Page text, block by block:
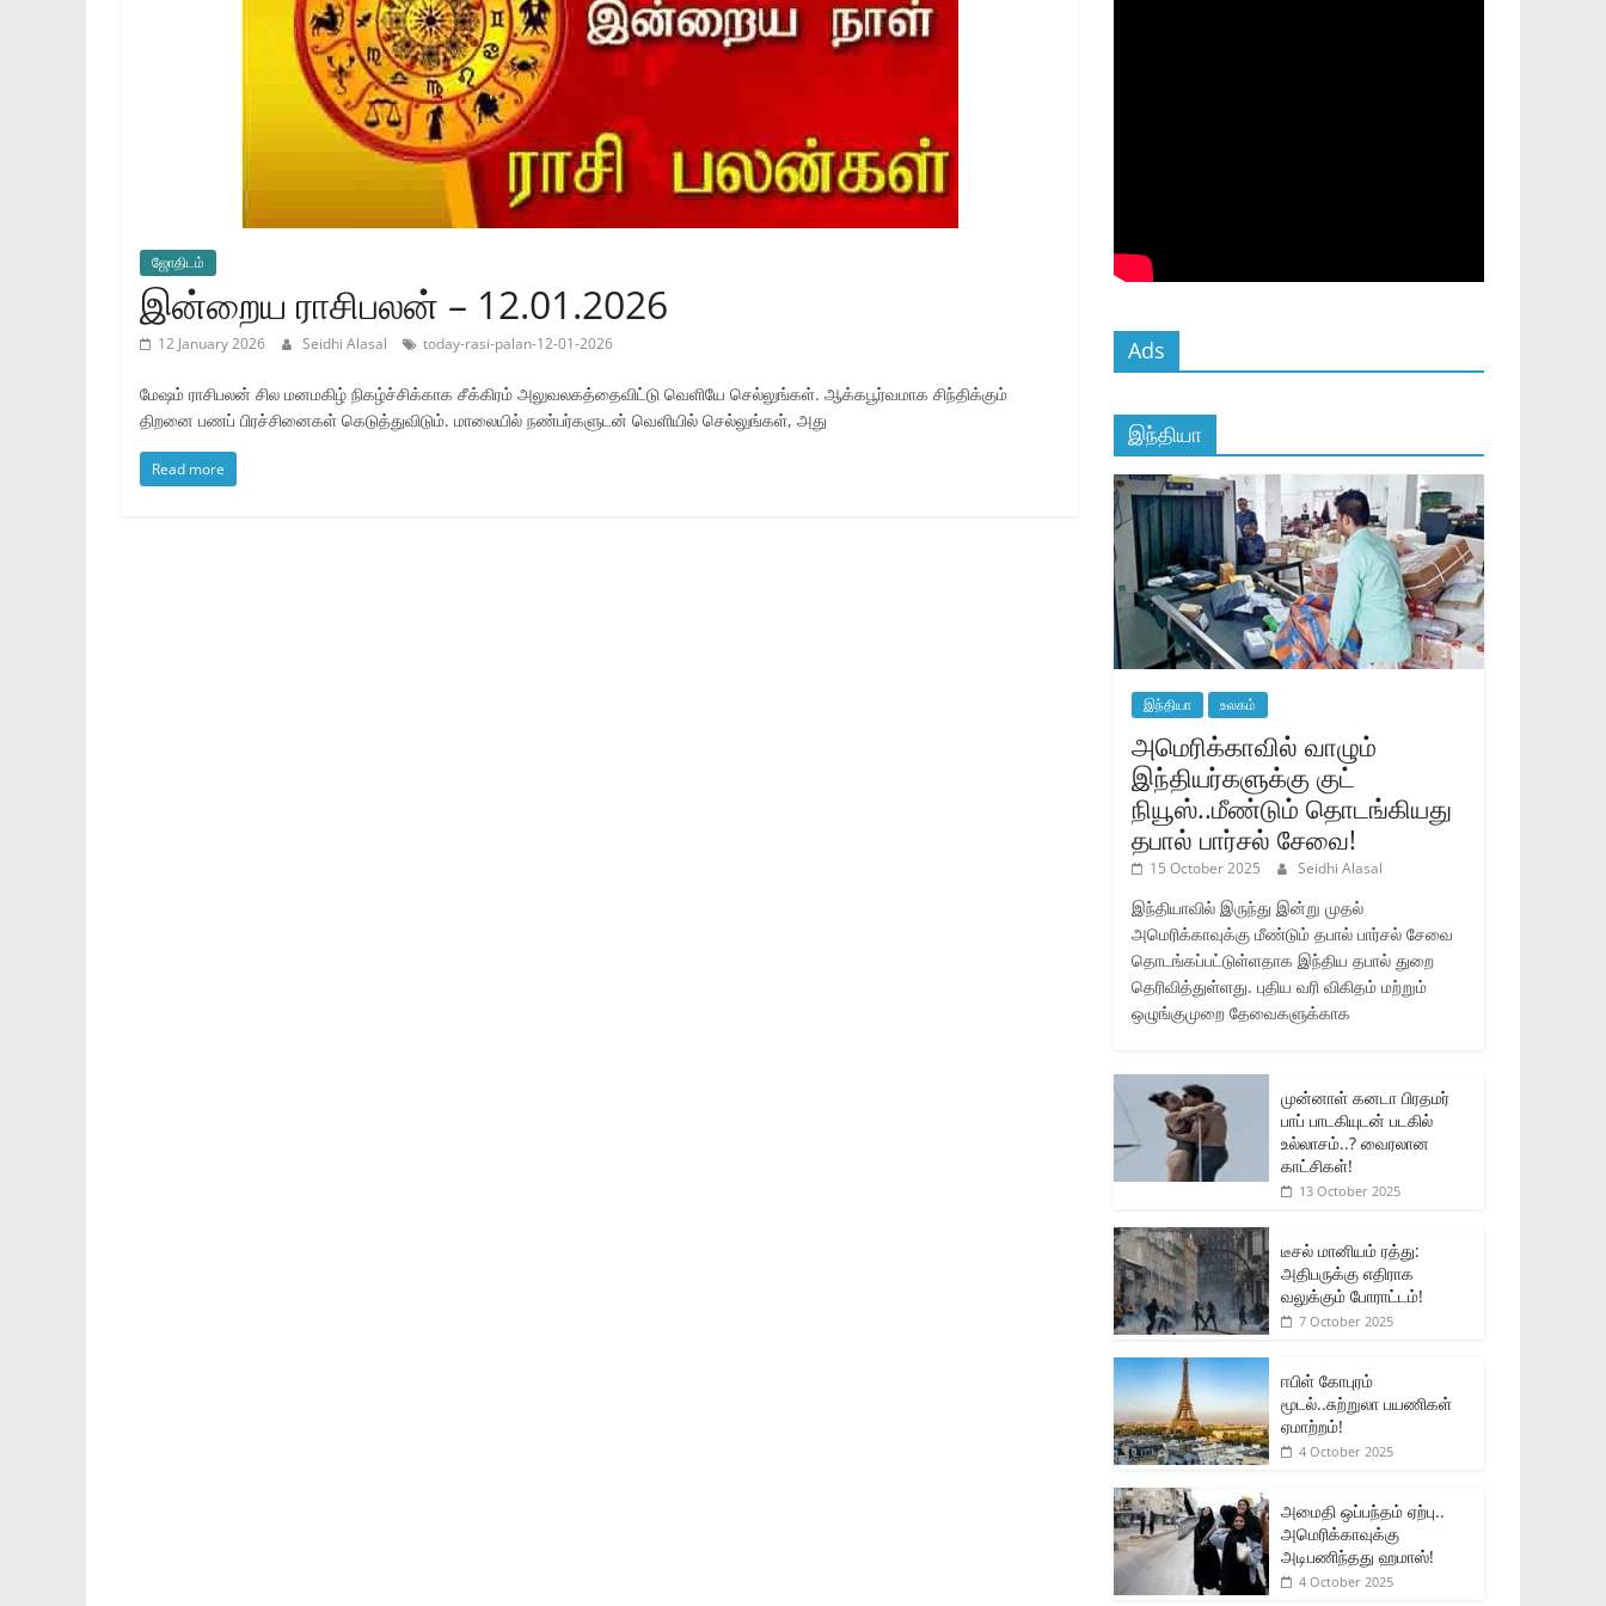
ஜோ‌திட‌ம்
இன்றைய ராசிபலன் – 12.01.2026
12 January 2026 Seidhi Alasal today-rasi-palan-12-01-2026
மேஷம் ராசிபலன் சில மனமகிழ் நிகழ்ச்சிக்காக சீக்கிரம் அலுவலகத்தைவிட்டு வெளியே செல்லுங்கள். ஆக்கபூர்வமாக சிந்திக்கும்
திறனை பணப் பிரச்சினைகள் கெடுத்துவிடும். மாலையில் நண்பர்களுடன் வெளியில் செல்லுங்கள், அது
Read more
Ads
இந்தியா
இந்தியா உலகம்
அமெரிக்காவில் வாழும்
இந்தியர்களுக்கு குட்
நியூஸ்..மீண்டும் தொடங்கியது
தபால் பார்சல் சேவை!
15 October 2025 Seidhi Alasal
இந்தியாவில் இருந்து இன்று முதல்
அமெரிக்காவுக்கு மீண்டும் தபால் பார்சல் சேவை
தொடங்கப்பட்டுள்ளதாக இந்திய தபால் துறை
தெரிவித்துள்ளது. புதிய வரி விகிதம் மற்றும்
ஒழுங்குமுறை தேவைகளுக்காக
முன்னாள் கனடா பிரதமர்
பாப் பாடகியுடன் படகில்
உல்லாசம்..? வைரலான
காட்சிகள்!
13 October 2025
டீசல் மானியம் ரத்து:
அதிபருக்கு எதிராக
வலுக்கும் போராட்டம்!
7 October 2025
ஈபிள் கோபுரம்
மூடல்..சுற்றுலா பயணிகள்
ஏமாற்றம்!
4 October 2025
அமைதி ஒப்பந்தம் ஏற்பு..
அமெரிக்காவுக்கு
அடிபணிந்தது ஹமாஸ்!
4 October 2025